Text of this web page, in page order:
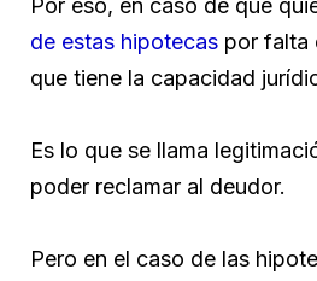
Por eso, en caso de que
de estas hipotecas por falta
que tiene la capacidad
Es lo que se llama
poder reclamar al deudor.
Pero en el caso de las